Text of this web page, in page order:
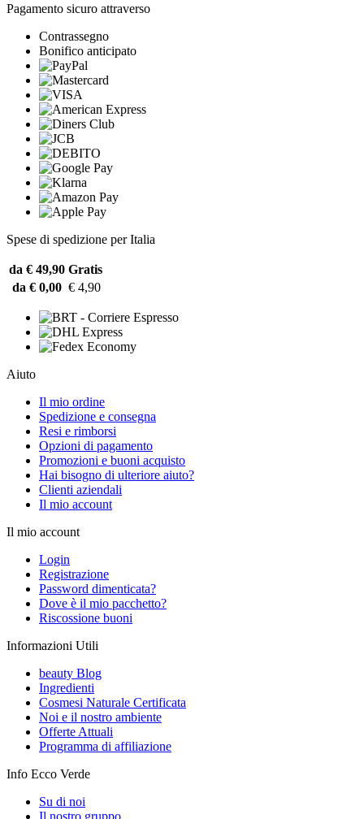
Pagamento sicuro attraverso
Contrassegno
Bonifico anticipato
Spese di spedizione per Italia
da € 49,90 Gratis
da € 0,00 € 4,90
Aiuto
Il mio ordine
Spedizione e consegna
Resi e rimborsi
Opzioni di pagamento
Promozioni e buoni acquisto
Hai bisogno di ulteriore aiuto?
Clienti aziendali
Il mio account
Il mio account
Login
Registrazione
Password dimenticata?
Dove è il mio pacchetto?
Riscossione buoni
Informazioni Utili
beauty Blog
Ingredienti
Cosmesi Naturale Certificata
Noi e il nostro ambiente
Offerte Attuali
Programma di affiliazione
Info Ecco Verde
Su di noi
Il nostro gruppo